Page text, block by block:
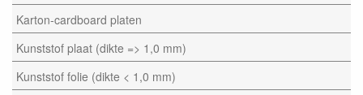
Karton-cardboard platen
Kunststof plaat (dikte => 1,0 mm)
Kunststof folie (dikte < 1,0 mm)